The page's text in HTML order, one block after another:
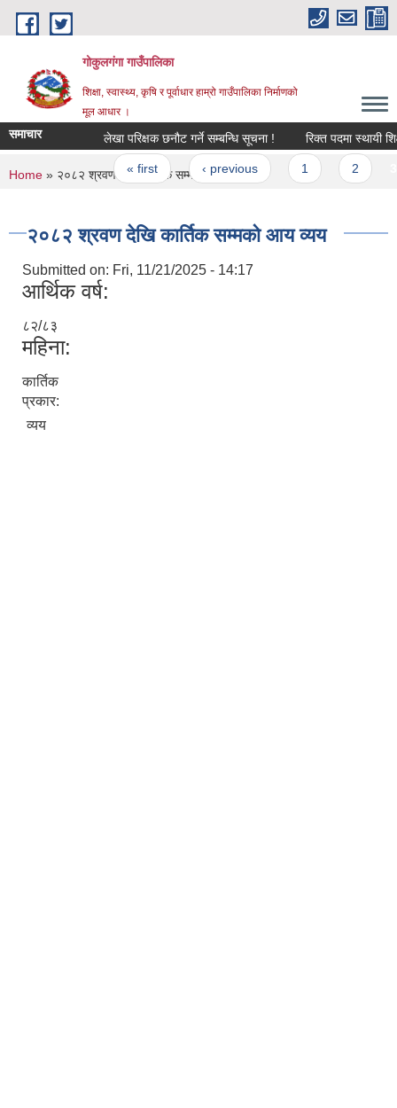
Skip to main content
गोकुलगंगा गाउँपालिका
शिक्षा, स्वास्थ्य, कृषि र पूर्वाधार हाम्रो गाउँपालिका निर्माणको
मूल आधार ।
समाचार लेखा परिक्षक छनौट गर्ने सम्बन्धि सूचना ! रिक्त पदमा स्थायी
Pages
« first ‹ previous
You are here
Home » २०८२ श्रवण देखि कार्तिक सम्मको आय व्यय
२०८२ श्रवण देखि कार्तिक सम्मको आय व्यय
Submitted on: Fri, 11/21/2025 - 14:17
आर्थिक वर्ष:
८२/८३
महिना:
कार्तिक
प्रकार:
व्यय